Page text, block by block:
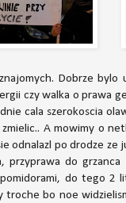
Dobrze
czy walka o prawa
cala szerokoscia
A mowimy o
odnalazl po drodze
przyprawa do
do tego 2
troche bo noe